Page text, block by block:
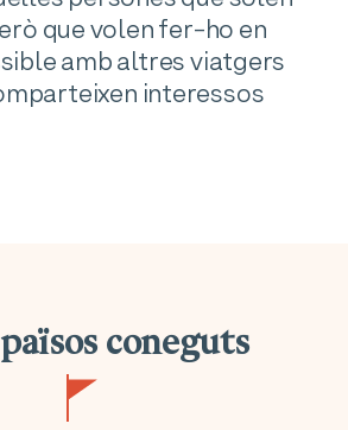
que volen fer-ho en
amb altres viatgers
interessos
coneguts